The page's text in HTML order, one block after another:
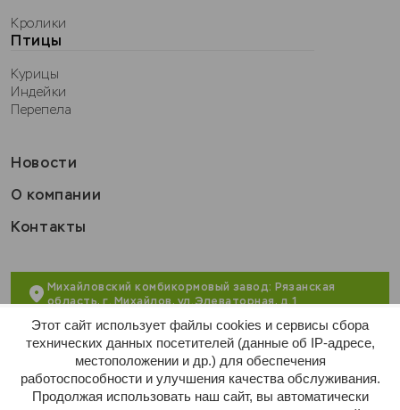
Кролики
Птицы
Курицы
Индейки
Перепела
Новости
О компании
Контакты
Михайловский комбикормовый завод: Рязанская
область, г. Михайлов, ул. Элеваторная, д.1
+7 (495) 215-55-16
market@apsaburovo.ru
Этот сайт использует файлы cookies и сервисы сбора
технических данных посетителей (данные об IP-адресе,
местоположении и др.) для обеспечения
работоспособности и улучшения качества обслуживания.
Продолжая использовать наш сайт, вы автоматически